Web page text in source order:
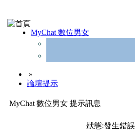
MyChat 數位男女
»
論壇提示
MyChat 數位男女 提示訊息
狀態:發生錯